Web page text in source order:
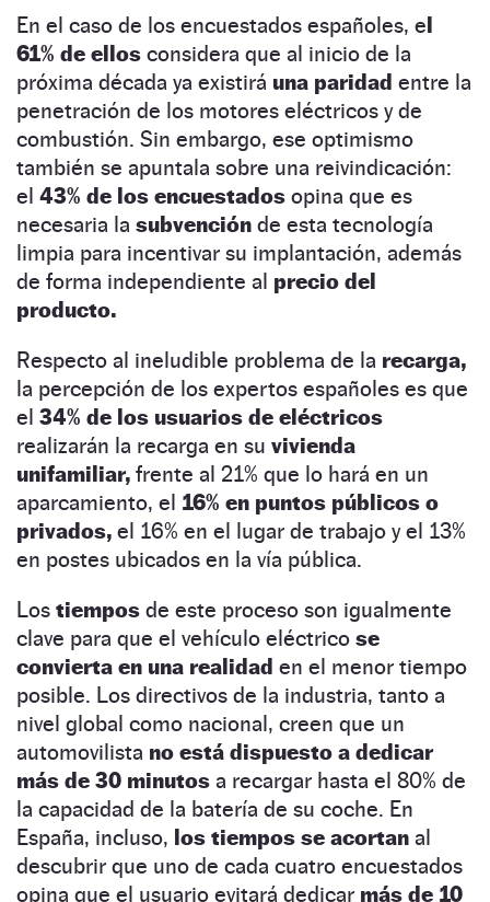
En el caso de los encuestados españoles, el
61% de ellos considera que al inicio de la
próxima década ya existirá una paridad entre la
penetración de los motores eléctricos y de
combustión. Sin embargo, ese optimismo
también se apuntala sobre una reivindicación:
el 43% de los encuestados opina que es
necesaria la subvención de esta tecnología
limpia para incentivar su implantación, además
de forma independiente al precio del
producto.
Respecto al ineludible problema de la recarga,
la percepción de los expertos españoles es que
el 34% de los usuarios de eléctricos
realizarán la recarga en su vivienda
unifamiliar, frente al 21% que lo hará en un
aparcamiento, el 16% en puntos públicos o
privados, el 16% en el lugar de trabajo y el 13%
en postes ubicados en la vía pública.
Los tiempos de este proceso son igualmente
clave para que el vehículo eléctrico se
convierta en una realidad en el menor tiempo
posible. Los directivos de la industria, tanto a
nivel global como nacional, creen que un
automovilista no está dispuesto a dedicar
más de 30 minutos a recargar hasta el 80% de
la capacidad de la batería de su coche. En
España, incluso, los tiempos se acortan al
descubrir que uno de cada cuatro encuestados
opina que el usuario evitará dedicar más de 10